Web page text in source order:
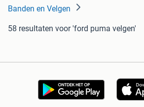
Banden en Velgen
58 resultaten voor 'ford puma velgen'